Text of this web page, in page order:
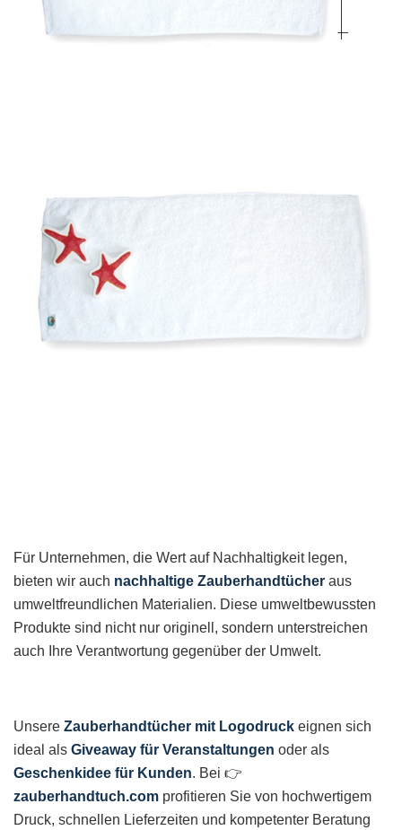
Für Unternehmen, die Wert auf Nachhaltigkeit legen,
bieten wir auch nachhaltige Zauberhandtücher aus
umweltfreundlichen Materialien. Diese umweltbewussten
Produkte sind nicht nur originell, sondern unterstreichen
auch Ihre Verantwortung gegenüber der Umwelt.
Unsere Zauberhandtücher mit Logodruck eignen sich
ideal als Giveaway für Veranstaltungen oder als
Geschenkidee für Kunden. Bei 👉
zauberhandtuch.com profitieren Sie von hochwertigem
Druck, schnellen Lieferzeiten und kompetenter Beratung